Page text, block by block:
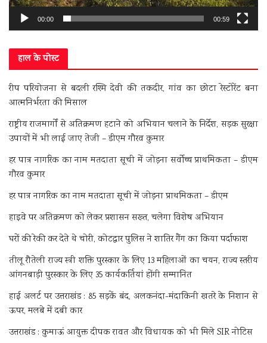
00:00 00:59
हाल के पोस्ट
रीप परियोजना से बदली रश्मि देवी की तकदीर, गांव का छोटा रेस्टोरेंट बना
आत्मनिर्भरता की मिसाल
राष्ट्रीय राजमार्गों से अतिक्रमण हटाने को अभियान चलाने के निर्देश, सड़क सुरक्षा
उपायों में भी लाई जाए तेजी – डीएम गौरव कुमार
हर पात्र नागरिक का नाम मतदाता सूची में जोड़ना सर्वोच्च प्राथमिकता – डीएम
गौरव कुमार
हर पात्र नागरिक का नाम मतदाता सूची में जोड़ना प्राथमिकता – डीएम
हाइवे पर अतिक्रमण को लेकर प्रशासन सख्त, चलेगा विशेष अभियान
घरों की रेकी कर देते थे चोरी, कोटद्वार पुलिस ने शातिर गैंग का किया पर्दाफाश
तीलू रौतेली राज्य स्त्री शक्ति पुरस्कार के लिए 13 महिलाओं का चयन, राज्य स्तरीय
आंगनबाड़ी पुरस्कार के लिए 35 कार्यकर्तियां होंगी सम्मानित
हाई अलर्ट पर उत्तराखंड : 85 सड़कें बंद, अलकनंदा-मंदाकिनी खतरे के निशान से
ऊपर, मलबे में दबी कार
उत्तराखंड : कुमाऊं आयुक्त दीपक रावत और विधायक को भी मिले SIR नोटिस